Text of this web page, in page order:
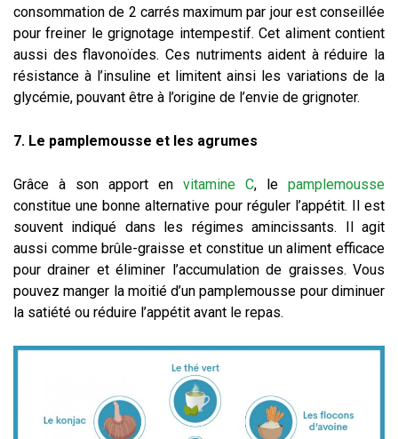
consommation de 2 carrés maximum par jour est conseillée
pour freiner le grignotage intempestif. Cet aliment contient
aussi des flavonoïdes. Ces nutriments aident à réduire la
résistance à l’insuline et limitent ainsi les variations de la
glycémie, pouvant être à l’origine de l’envie de grignoter.
7. Le pamplemousse et les agrumes
Grâce à son apport en vitamine C, le pamplemousse
constitue une bonne alternative pour réguler l’appétit. Il est
souvent indiqué dans les régimes amincissants. Il agit
aussi comme brûle-graisse et constitue un aliment efficace
pour drainer et éliminer l’accumulation de graisses. Vous
pouvez manger la moitié d’un pamplemousse pour diminuer
la satiété ou réduire l’appétit avant le repas.